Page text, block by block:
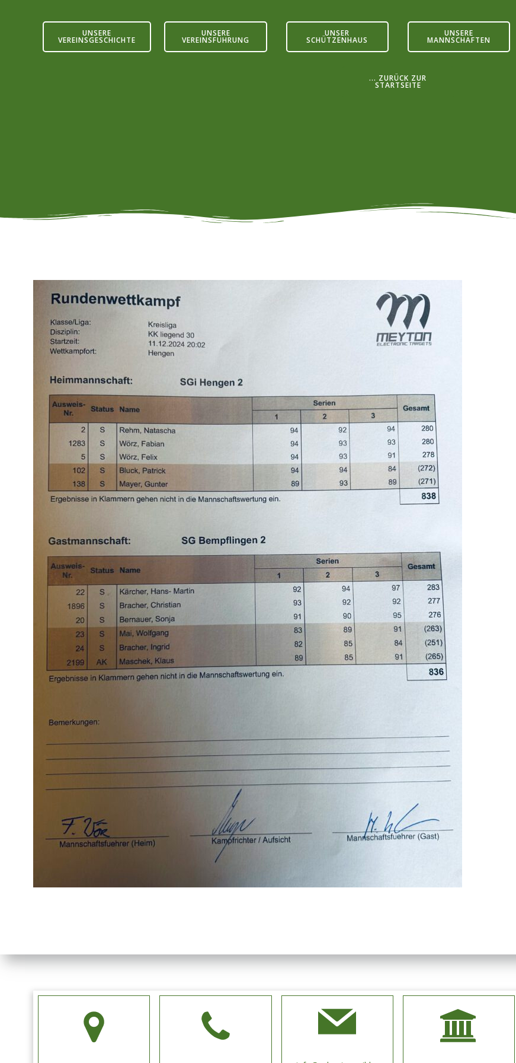
UNSERE
VEREINSGESCHICHTE
UNSERE
VEREINSFÜHRUNG
UNSER
SCHÜTZENHAUS
UNSERE
MANNSCHAFTEN
... ZURÜCK ZUR
STARTSEITE
Schützengilde Hengen e.V.